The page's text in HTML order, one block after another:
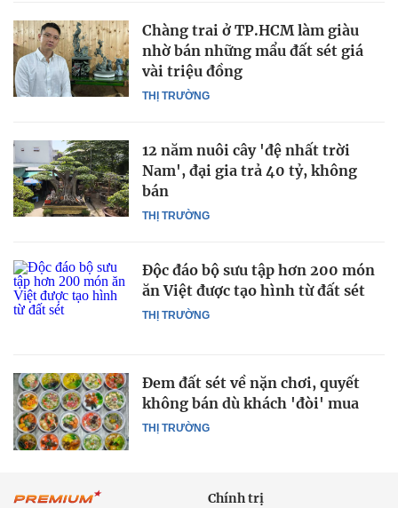
THỊ TRƯỜNG
Chàng trai ở TP.HCM làm giàu
nhờ bán những mẩu đất sét giá
vài triệu đồng
THỊ TRƯỜNG
12 năm nuôi cây 'đệ nhất trời
Nam', đại gia trả 40 tỷ, không
bán
THỊ TRƯỜNG
Độc đáo bộ sưu tập hơn 200 món
ăn Việt được tạo hình từ đất sét
THỊ TRƯỜNG
Đem đất sét về nặn chơi, quyết
không bán dù khách 'đòi' mua
Chính trị